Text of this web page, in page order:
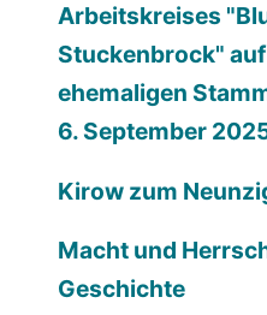
Arbeitskreises
Stuckenbrock"
ehemaligen
6. September
Kirow zum
Macht und
Geschichte